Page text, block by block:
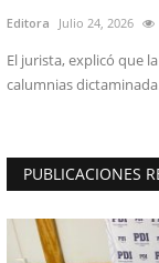
Editora Julio 24, 2026
El jurista, explicó que
calumnias
PUBLICACIONES